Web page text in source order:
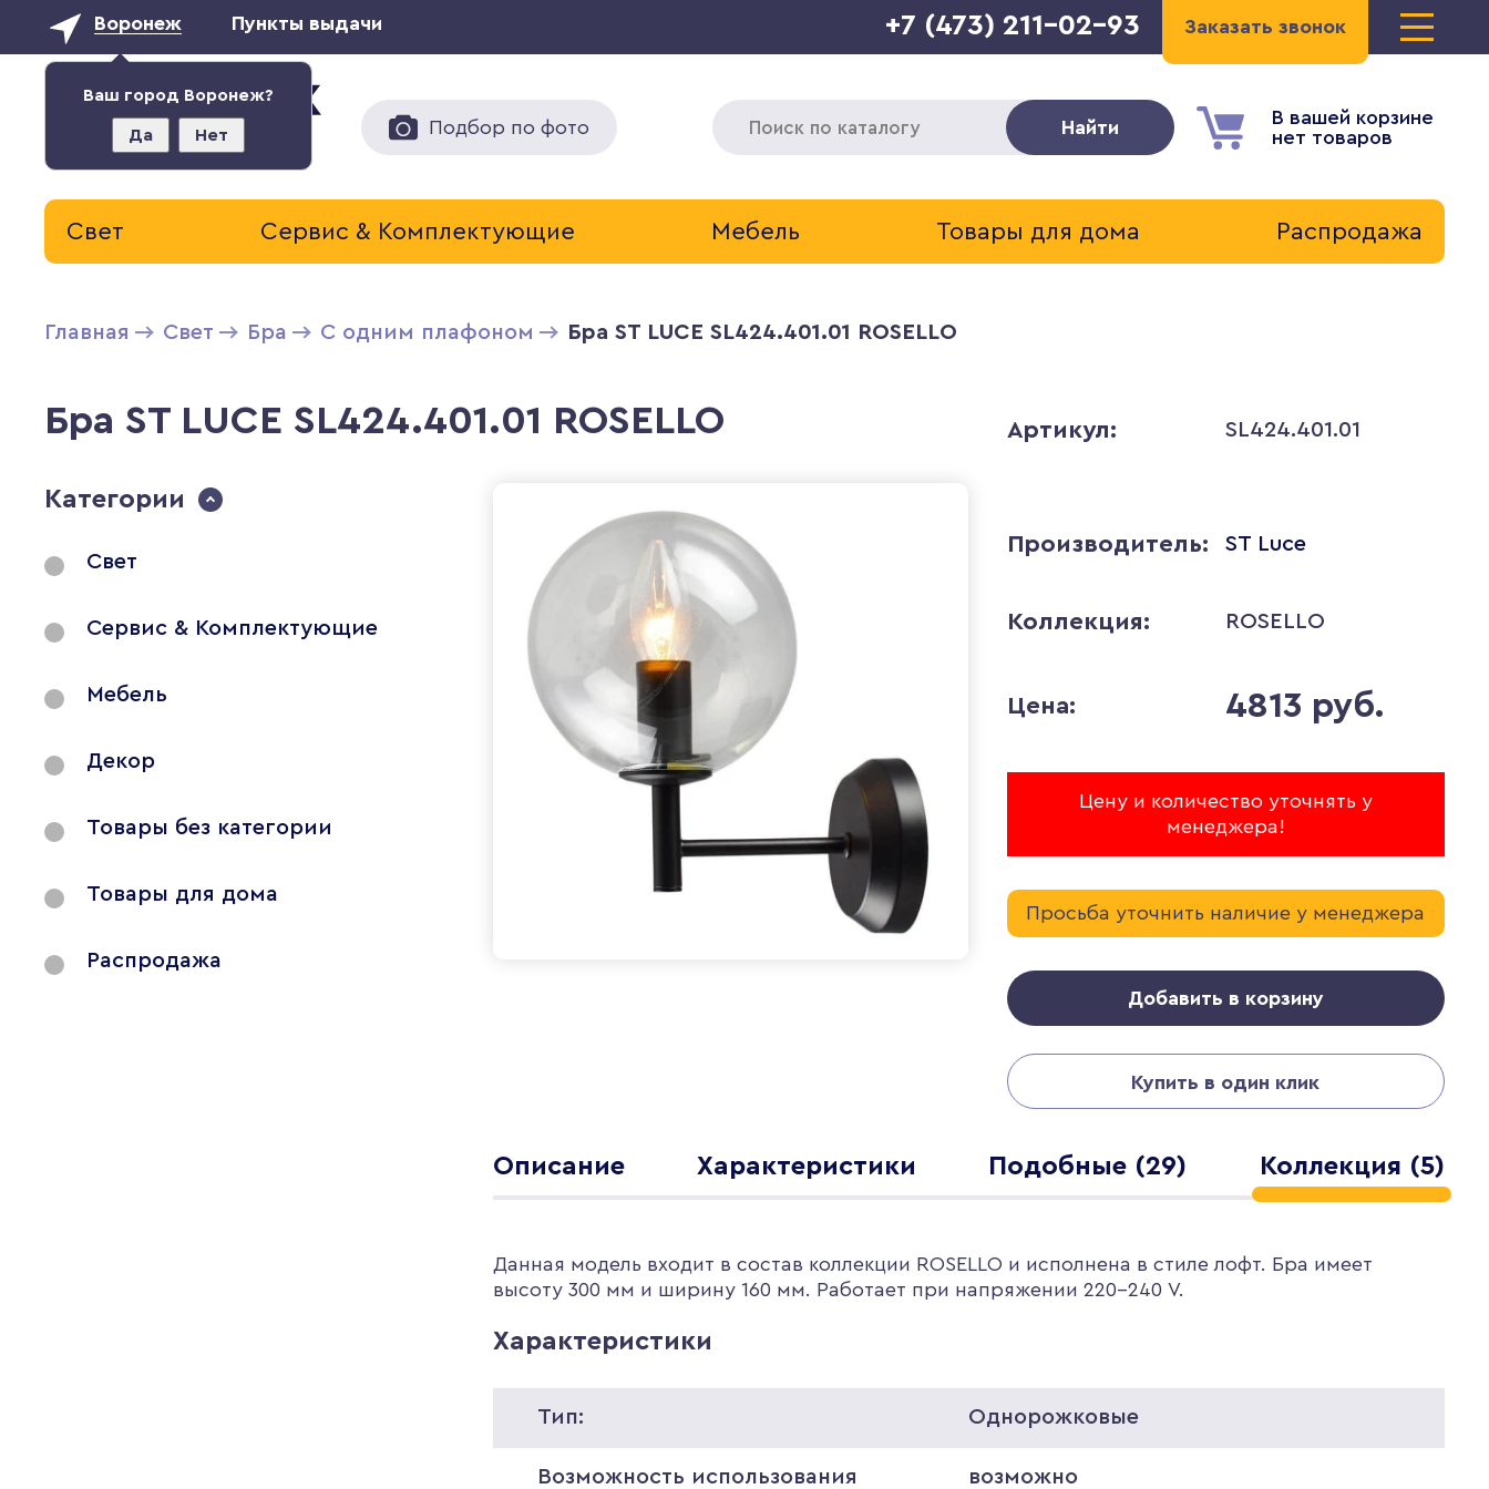
Воронеж
Ваш город Воронеж?
Да Нет
Пункты выдачи Заказать звонок
+7 (473) 211-02-93
Подбор по фото
В вашей корзине
нет товаров
Найти
Свет Сервис & Комплектующие Мебель Товары для дома Распродажа
Главная Свет Бра С одним плафоном Бра ST LUCE SL424.401.01 ROSELLO
Бра ST LUCE SL424.401.01 ROSELLO
Категории
Свет
Сервис & Комплектующие
Мебель
Декор
Товары без категории
Товары для дома
Распродажа
Артикул: SL424.401.01
Производитель: ST Luce
Коллекция: ROSELLO
Цена: 4813 руб.
Цену и количество уточнять у
менеджера!
Просьба уточнить наличие у менеджера
Добавить в корзину
Купить в один клик
Описание Характеристики Подобные (29) Коллекция (5)
Данная модель входит в состав коллекции ROSELLO и исполнена в стиле лофт. Бра имеет
высоту 300 мм и ширину 160 мм. Работает при напряжении 220-240 V.
Характеристики
Тип: Однорожковые
Возможность использования
возможно